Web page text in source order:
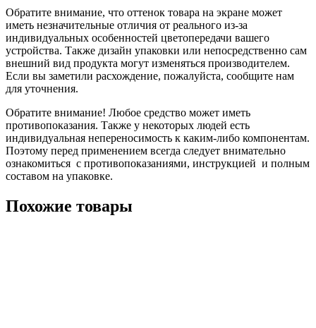
Обратите внимание, что оттенок товара на экране может
иметь незначительные отличия от реального из-за
индивидуальных особенностей цветопередачи вашего
устройства. Также дизайн упаковки или непосредственно сам
внешний вид продукта могут изменяться производителем.
Если вы заметили расхождение, пожалуйста, сообщите нам
для уточнения.
Обратите внимание! Любое средство может иметь
противопоказания. Также у некоторых людей есть
индивидуальная непереносимость к каким-либо компонентам.
Поэтому перед применением всегда следует внимательно
ознакомиться с противопоказаниями, инструкцией и полным
составом на упаковке.
Похожие товары